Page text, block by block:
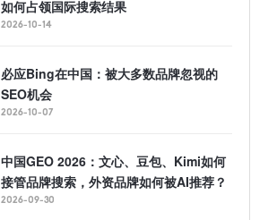
如何占领国际搜索结果
2026-10-14
必应Bing在中国：被大多数品牌忽视的
SEO机会
2026-10-07
中国GEO 2026：文心、豆包、Kimi如何
接管品牌搜索，外资品牌如何被AI推荐？
2026-09-30